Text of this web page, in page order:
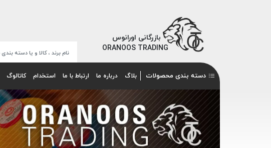
بازرگانی اورانوس
ORANOOS TRADING
دسته بندی محصولات بلاگ درباره ما ارتباط با ما استخدام کاتالوگ